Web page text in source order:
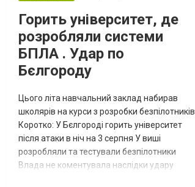
Горить університет, де
розробляли системи
БПЛА . Удар по
Бєлгороду
Цього літа навчальний заклад набирав
школярів на курси з розробки безпілотників.
Коротко: У Бєлгороді горить університет
після атаки в ніч на 3 серпня У виші
розробляли та тестували безпілотники
Влада не коментувала наслідки удару